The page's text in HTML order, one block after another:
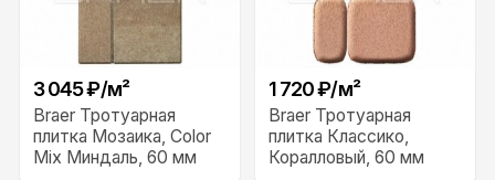
3 045 ₽/м²
Braer Тротуарная
плитка Мозаика, Color
Mix Миндаль, 60 мм
1 720 ₽/м²
Braer Тротуарная
плитка Классико,
Коралловый, 60 мм